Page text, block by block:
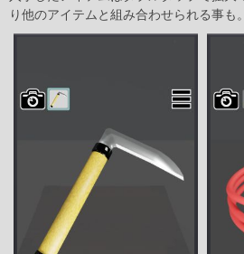
り他のアイテムと組み合わせられる事も。